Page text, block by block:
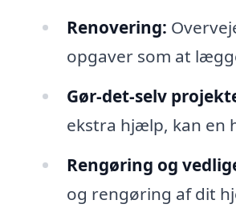
Renovering:
opgaver som at
Gør-det-selv
ekstra hjælp, kan en
Rengøring og
og rengøring af dit